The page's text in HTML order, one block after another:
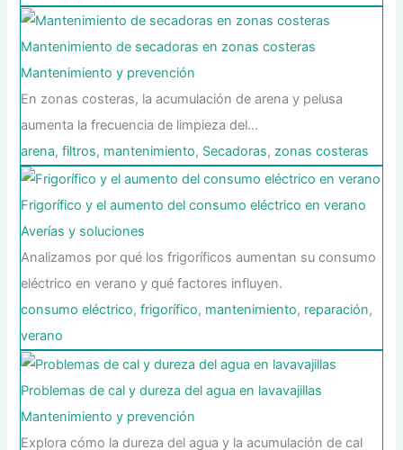
Mantenimiento de secadoras en zonas costeras
Mantenimiento y prevención
En zonas costeras, la acumulación de arena y pelusa
aumenta la frecuencia de limpieza del…
arena,filtros, mantenimiento, Secadoras,zonas costeras
Frigorífico y el aumento del consumo eléctrico en verano
Averías y soluciones
Analizamos por qué los frigoríficos aumentan su consumo
eléctrico en verano y qué factores influyen.
consumo eléctrico,frigorífico, mantenimiento, reparación,
verano
Problemas de cal y dureza del agua en lavavajillas
Mantenimiento y prevención
Explora cómo la dureza del agua y la acumulación de cal